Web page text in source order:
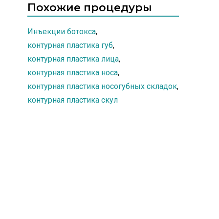
Похожие процедуры
Инъекции ботокса,
контурная пластика губ,
контурная пластика лица,
контурная пластика носа,
контурная пластика носогубных складок,
контурная пластика скул